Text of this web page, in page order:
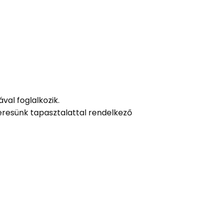
foglalkozik.
tapasztalattal rendelkező